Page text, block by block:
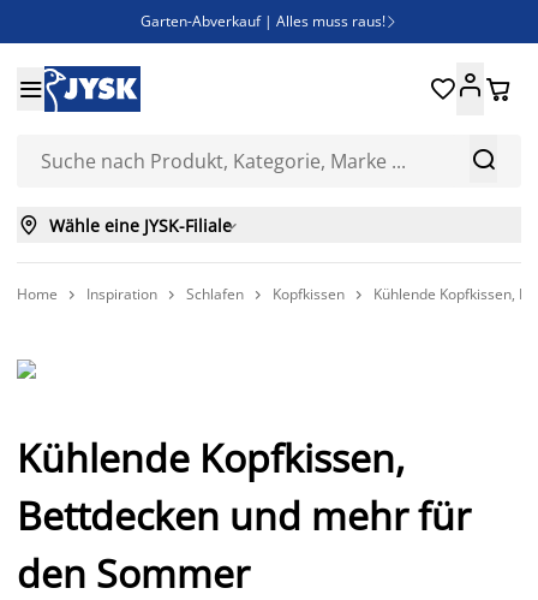
Garten-Abverkauf | Alles muss raus! 
Bist du Unternehmer? Entdecke JYSK-B2B
Esszimmerstuhl ADSLEV um nur 40€


 
 Wähle eine JYSK-Filiale
Home  Inspiration  Schlafen  Kopfkissen  Kühlende Kopfkissen,
Kühlende Kopfkissen,
Bettdecken und mehr für
den Sommer